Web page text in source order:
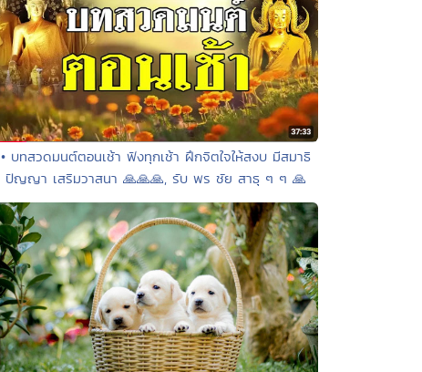
• บทสวดมนต์ตอนเช้า ฟังทุกเช้า ฝึกจิตใจให้สงบ มีสมาธิ
ปัญญา เสริมวาสนา 🙏🙏🙏, รับ พร ชัย สาธุ ๆ ๆ 🙏